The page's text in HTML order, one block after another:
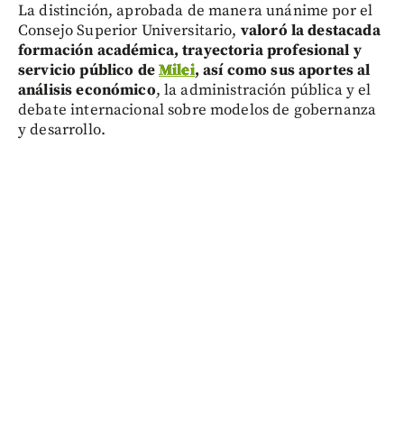
La distinción, aprobada de manera unánime por el
Consejo Superior Universitario, valoró la destacada
formación académica, trayectoria profesional y
servicio público deMilei, así como sus aportes al
análisis económico, la administración pública y el
debate internacional sobre modelos de gobernanza
y desarrollo.